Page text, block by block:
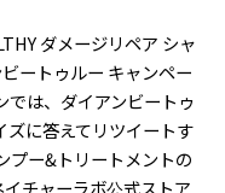
ダメージリペア シャ
ートゥルー キャンペー
では、ダイアンビートゥ
に答えてリツイートす
プー&トリートメントの
チャーラボ公式ストア